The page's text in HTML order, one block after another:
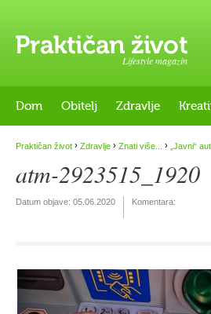
Lifestyle magazin
Dom Obitelj Zdravlje
Praktičan život › Zdravlje › Znati više... › „Javni“
atm-2923515_1920
Datum objave: 05.06.2020 Komentara: